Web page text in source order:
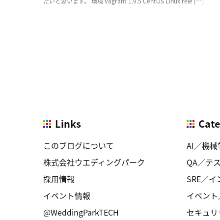
AI／機械
QA／テ
SRE／
イベン
セキュ
Links
このブログについて
株式会社ウエディングパーク
採用情報
イベント情報
@WeddingParkTECH